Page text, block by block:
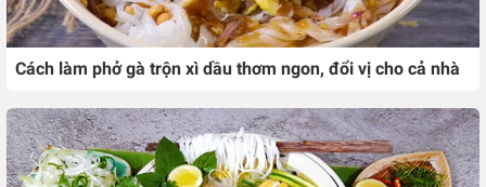
Cách làm phở gà trộn xì dầu thơm ngon, đổi vị cho cả nhà